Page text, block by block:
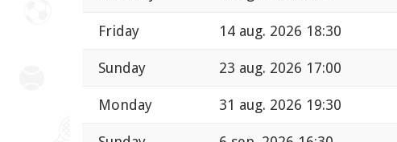
Friday 14 aug. 2026 18:30
Sunday 23 aug. 2026 17:00
Monday 31 aug. 2026 19:30